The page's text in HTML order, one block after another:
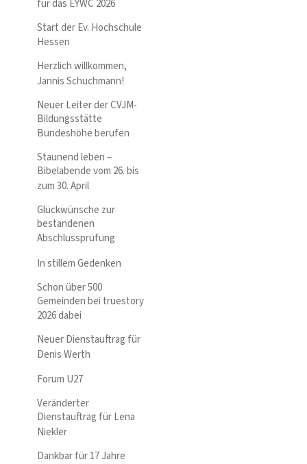
für das EYWC 2026
Start der Ev. Hochschule
Hessen
Herzlich willkommen,
Jannis Schuchmann!
Neuer Leiter der CVJM-
Bildungsstätte
Bundeshöhe berufen
Staunend leben –
Bibelabende vom 26. bis
zum 30. April
Glückwünsche zur
bestandenen
Abschlussprüfung
In stillem Gedenken
Schon über 500
Gemeinden bei truestory
2026 dabei
Neuer Dienstauftrag für
Denis Werth
Forum U27
Veränderter
Dienstauftrag für Lena
Niekler
Dankbar für 17 Jahre